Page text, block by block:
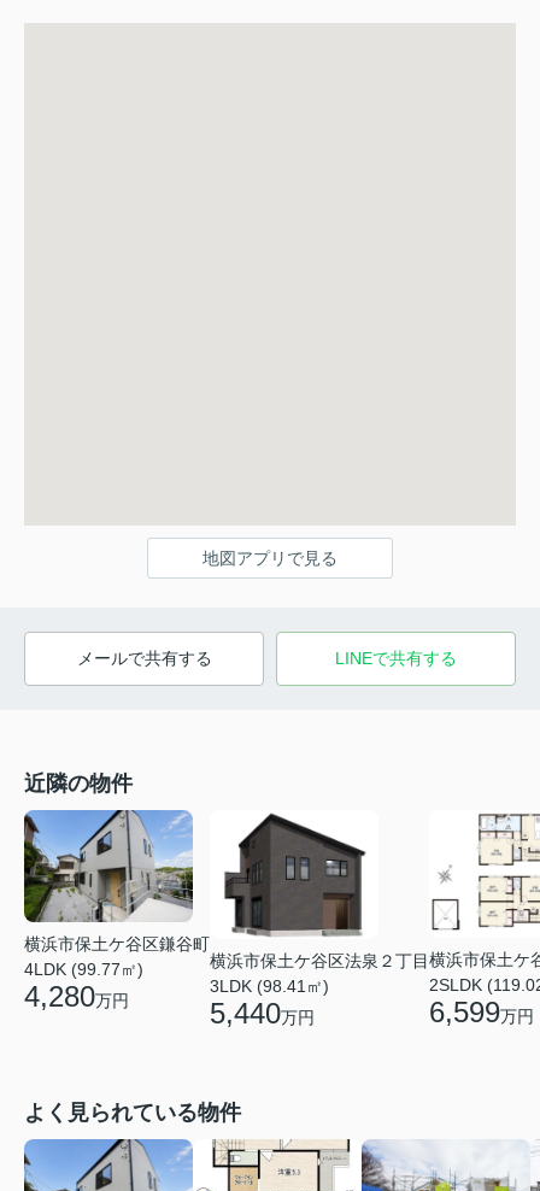
地図アプリで見る
メールで共有する LINEで共有する
近隣の物件
横浜市保土ケ谷区鎌谷町
4LDK (99.77㎡)
4,280万円
横浜市保土ケ谷区法泉２丁目
3LDK (98.41㎡)
5,440万円
横浜市保土ケ
2SLDK
6,599万円
よく見られている物件